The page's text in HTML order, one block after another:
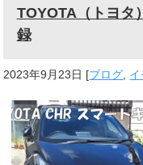
TOYOTA（トヨ
録
2023年9月23日 [ブログ,